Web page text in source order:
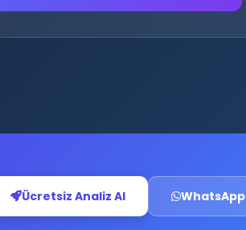
Ücretsiz Analiz Al WhatsApp